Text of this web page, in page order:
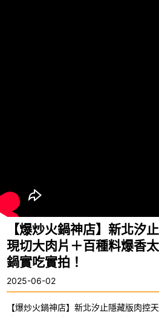
【爆炒火鍋神店】新北汐
現切大肉片＋百種料爆香
鍋實吃實拍！
2025-06-02
【爆炒火鍋神店】新北汐止隱藏版肉控